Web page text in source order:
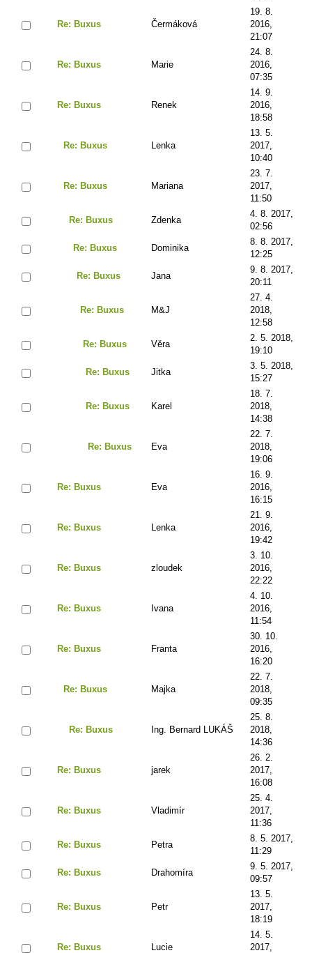
Re: Buxus Čermáková
19. 8.
2016,
21:07
Re: Buxus Marie
24. 8.
2016,
07:35
Re: Buxus Renek
14. 9.
2016,
18:58
Re: Buxus Lenka
13. 5.
2017,
10:40
Re: Buxus Mariana
23. 7.
2017,
11:50
Re: Buxus Zdenka
4. 8. 2017,
02:56
Re: Buxus Dominika
8. 8. 2017,
12:25
Re: Buxus Jana
9. 8. 2017,
20:11
Re: Buxus M&J
27. 4.
2018,
12:58
Re: Buxus Věra
2. 5. 2018,
19:10
Re: Buxus Jitka
3. 5. 2018,
15:27
Re: Buxus Karel
18. 7.
2018,
14:38
Re: Buxus Eva
22. 7.
2018,
19:06
Re: Buxus Eva
16. 9.
2016,
16:15
Re: Buxus Lenka
21. 9.
2016,
19:42
Re: Buxus zloudek
3. 10.
2016,
22:22
Re: Buxus Ivana
4. 10.
2016,
11:54
Re: Buxus Franta
30. 10.
2016,
16:20
Re: Buxus Majka
22. 7.
2018,
09:35
Re: Buxus Ing. Bernard LUKÁŠ
25. 8.
2018,
14:36
Re: Buxus jarek
26. 2.
2017,
16:08
Re: Buxus Vladimír
25. 4.
2017,
11:36
Re: Buxus Petra
8. 5. 2017,
11:29
Re: Buxus Drahomíra
9. 5. 2017,
09:57
Re: Buxus Petr
13. 5.
2017,
18:19
Re: Buxus Lucie
14. 5.
2017,